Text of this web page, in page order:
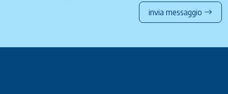
invia messaggio